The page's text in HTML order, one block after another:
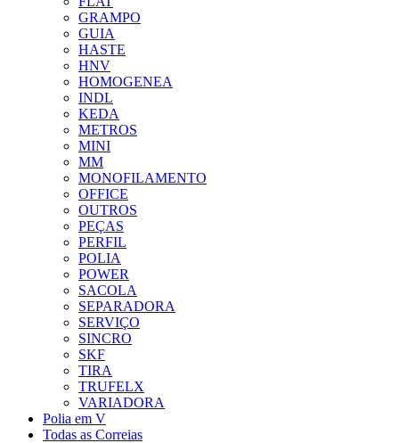
GRAMPO
GUIA
HASTE
HNV
HOMOGENEA
INDL
KEDA
METROS
MINI
MM
MONOFILAMENTO
OFFICE
OUTROS
PEÇAS
PERFIL
POLIA
POWER
SACOLA
SEPARADORA
SERVIÇO
SINCRO
SKF
TIRA
TRUFELX
VARIADORA
Polia em V
Todas as Correias